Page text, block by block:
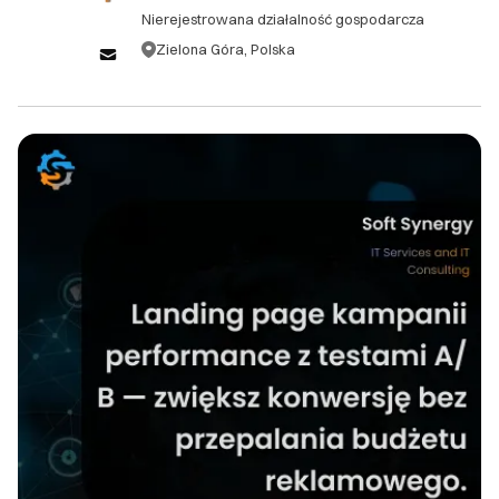
Nierejestrowana działalność gospodarcza
Zielona Góra, Polska
rozpoczęciem prac, podlegają opłacie
administracyjnej w wysokości 10% wartości
po rozpoczęciu prac, klient zobowiązany jest do
pokrycia kosztów już wykonanych prac oraz opłaty
administracyjnej w wysokości 15% pozostałej
wartości zamówienia. ## 2. Zwroty 2.1. Ze względu
na charakter usług świadczonych przez Soft
Synergy, zwroty gotowych produktów cyfrowych
akceptowane. 2.2. W przypadku niezadowolenia
klienta z dostarczonego produktu lub usługi, Soft
Synergy zobowiązuje się do bezpłatnej poprawy lub
modyfikacji zgodnie z pierwotną specyfikacją
projektu. 2.3. Jeśli po trzech próbach poprawy
produkt nadal nie spełnia uzgodnionych wymagań,
klient ma prawo do częściowego zwrotu w
wysokości do 50% zapłaconej kwoty, w zależności
kryterium.